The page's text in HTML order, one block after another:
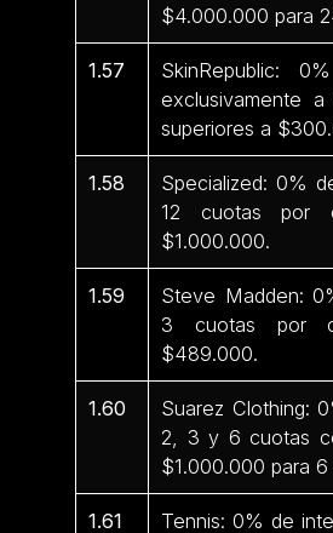
$4.000.000 para
1.57
SkinRepublic:
exclusivamente
superiores a
1.58
Specialized: 0%
12 cuotas por
$1.000.000.
1.59
Steve Madden:
3 cuotas por
$489.000.
1.60
Suarez Clothing:
2, 3 y 6 cuotas
$1.000.000 para 6
1.61 Tennis: 0% de